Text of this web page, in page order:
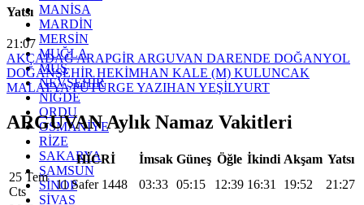
MANİSA
MARDİN
MERSİN
MUĞLA
MUŞ
NEVŞEHİR
NİĞDE
ORDU
OSMANİYE
RİZE
SAKARYA
SAMSUN
SİNOP
SİVAS
Yatsı
21:07
AKÇADAĞARAPGİR ARGUVAN DARENDE DOĞANYOL
DOĞANŞEHİRHEKİMHAN KALE (M) KULUNCAK
MALATYAPÜTÜRGE YAZIHAN YEŞİLYURT
ARGUVAN Aylık Namaz Vakitleri
HİCRİ İmsak Güneş Öğle İkindi Akşam Yatsı
25 Tem
Cts
11 Safer 1448 03:33 05:15 12:39 16:31 19:52
21:27